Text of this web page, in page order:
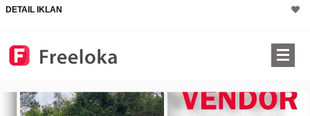
DETAIL IKLAN